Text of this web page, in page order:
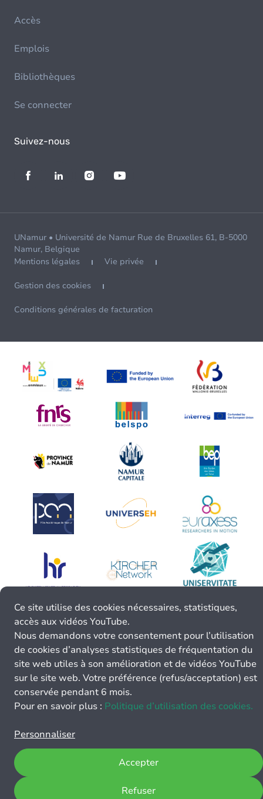
Accès
Emplois
Bibliothèques
Se connecter
Suivez-nous
UNamur • Université de Namur Rue de Bruxelles 61, B-5000
Namur, Belgique
Mentions légales
Vie privée
Gestion des cookies
Conditions générales de facturation
Ce site utilise des cookies nécessaires, statistiques,
accès aux vidéos YouTube.
Nous demandons votre consentement pour l’utilisation
de cookies d’analyses statistiques de fréquentation du
site web utiles à son amélioration et de vidéos YouTube
sur le site web. Votre préférence (refus/acceptation) est
conservée pendant 6 mois.
Pour en savoir plus : Politique d’utilisation des cookies.
Personnaliser
Refuser
Accepter